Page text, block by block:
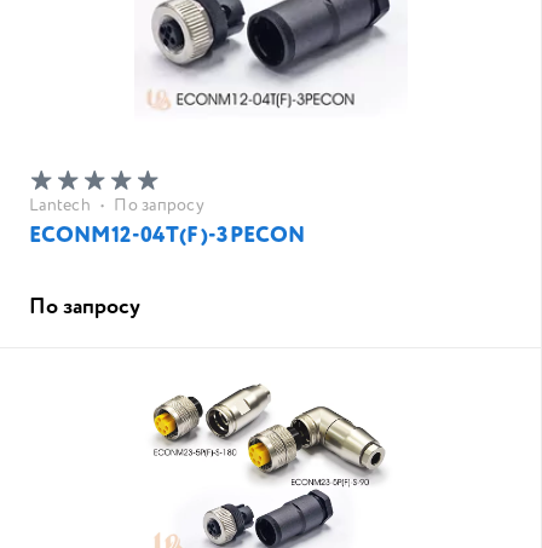
Lantech • По запросу
ECONM12-04T(F)-3PECON
По запросу